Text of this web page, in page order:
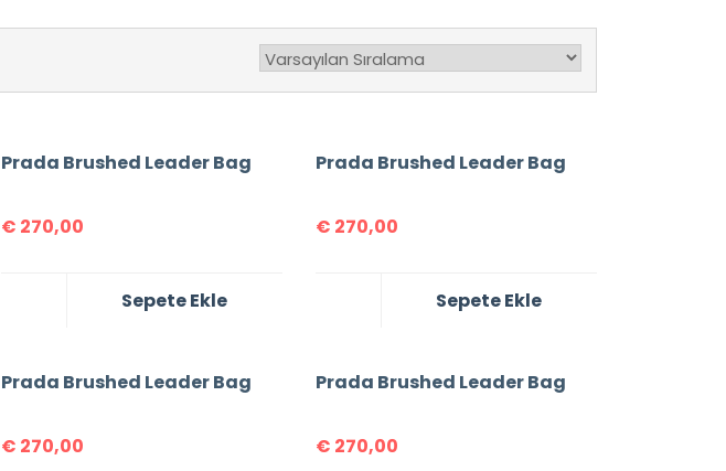
Prada Brushed Leader Bag
€ 270,00
Sepete Ekle
Prada Brushed Leader Bag
€ 270,00
Sepete Ekle
Prada Brushed Leader Bag
€ 270,00
Prada Brushed Leader Bag
€ 270,00